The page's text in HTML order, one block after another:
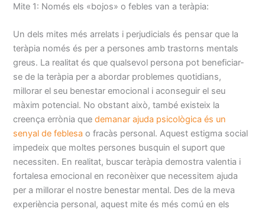
Mite 1: Només els «bojos» o febles van a teràpia:
Un dels mites més arrelats i perjudicials és pensar que la
teràpia només és per a persones amb trastorns mentals
greus. La realitat és que qualsevol persona pot beneficiar-
se de la teràpia per a abordar problemes quotidians,
millorar el seu benestar emocional i aconseguir el seu
màxim potencial. No obstant això, també existeix la
creença errònia quedemanar ajuda psicològica és un
senyal de feblesa o fracàs personal. Aquest estigma social
impedeix que moltes persones busquin el suport que
necessiten. En realitat, buscar teràpia demostra valentia i
fortalesa emocional en reconèixer que necessitem ajuda
per a millorar el nostre benestar mental. Des de la meva
experiència personal, aquest mite és més comú en els